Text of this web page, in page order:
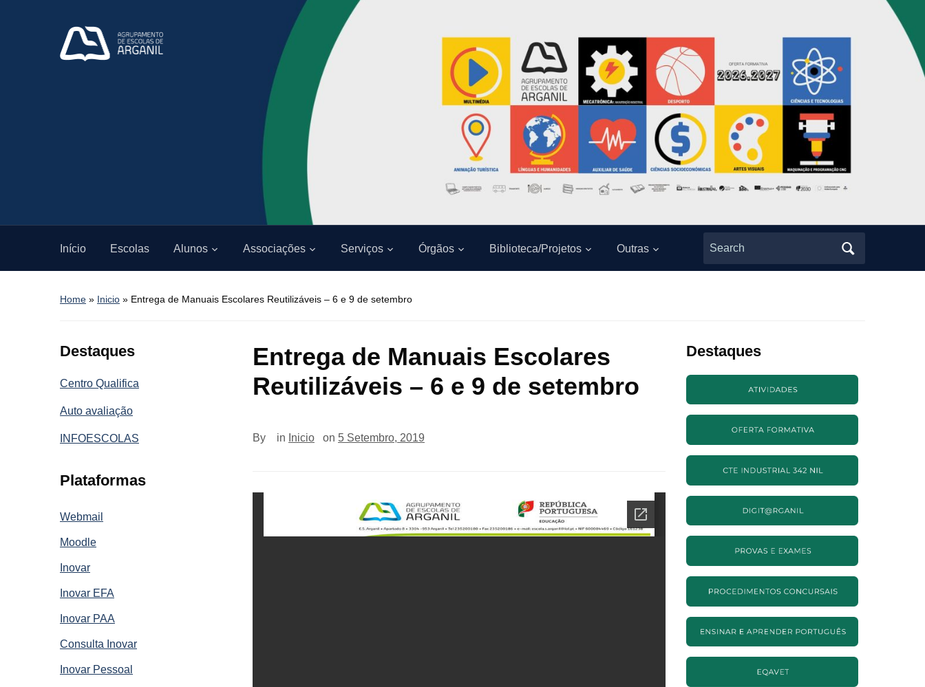
Início Escolas Alunos Associações Serviços Órgãos Biblioteca/Projetos Outras
Search
for:
Home » Inicio » Entrega de Manuais Escolares Reutilizáveis – 6 e 9 de setembro
Destaques
Centro Qualifica
Auto avaliação
INFOESCOLAS
Plataformas
Webmail
Moodle
Inovar
Inovar EFA
Inovar PAA
Consulta Inovar
Inovar Pessoal
Entrega de Manuais Escolares
Reutilizáveis – 6 e 9 de setembro
By in Inicio on 5 Setembro, 2019
Destaques